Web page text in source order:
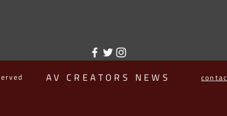
AV CREATORS NEWS